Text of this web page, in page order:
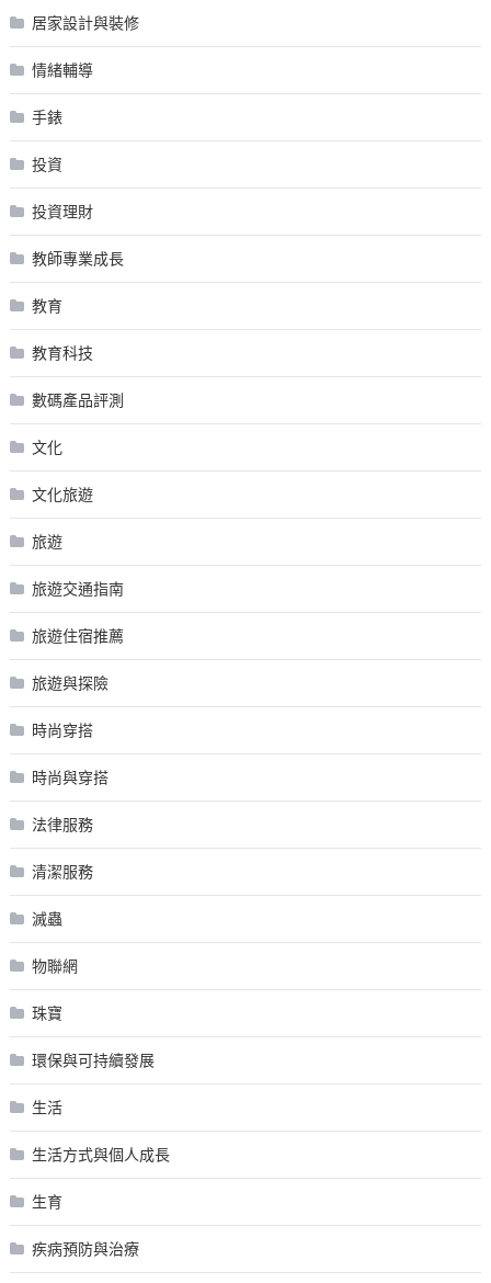
居家設計與裝修
情緒輔導
手錶
投資
投資理財
教師專業成長
教育
教育科技
數碼產品評測
文化
文化旅遊
旅遊
旅遊交通指南
旅遊住宿推薦
旅遊與探險
時尚穿搭
時尚與穿搭
法律服務
清潔服務
滅蟲
物聯網
珠寶
環保與可持續發展
生活
生活方式與個人成長
生育
疾病預防與治療